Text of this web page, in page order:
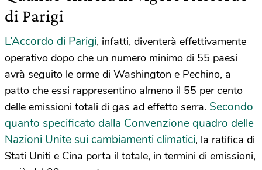
di Parigi
L’Accordo di Parigi, infatti, diventerà effettivamente
operativo dopo che un numero minimo di 55 paesi
avrà seguito le orme di Washington e Pechino, a
patto che essi rappresentino almeno il 55 per cento
delle emissioni totali di gas ad effetto serra. Secondo
quanto specificato dalla Convenzione quadro delle
Nazioni Unite sui cambiamenti climatici, la ratifica di
Stati Uniti e Cina porta il totale, in termini di emissioni,